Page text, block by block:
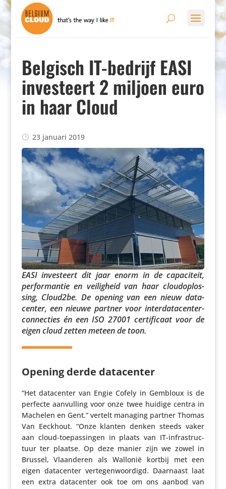
Belgisch IT-bedrijf EASI
investeert 2 miljoen euro
in haar Cloud
23 januari 2019
EASI inves­teert dit jaar enorm in de capa­ci­teit,
perfor­mantie en veilig­heid van haar cloud­op­los­
sing, Cloud2be. De opening van een nieuw data­
center, een nieuwe partner voor inter­da­ta­cen­ter­
con­nec­ties én een ISO 27001 certi­fi­caat voor de
eigen cloud zetten meteen de toon.
Opening derde datacenter
“Het data­center van Engie Cofely in Gembloux is de
perfecte aanvul­ling voor onze twee huidige centra in
Machelen en Gent.” vertelt managing partner Thomas
Van Eeckhout. “Onze klanten denken steeds vaker
aan cloud-toepas­singen in plaats van IT-infra­struc­
tuur ter plaatse. Op deze manier zijn we zowel in
Brussel, Vlaan­deren als Wallonië kortbij met een
eigen data­center verte­gen­woor­digd. Daarnaast laat
een extra data­center ook toe om ons aanbod van